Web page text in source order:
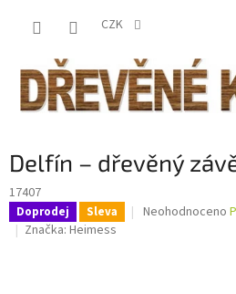
CZK
Delfín – dřevěný
17407
Doprodej Sleva
Průměrné
Neohodnoceno
Značka: Heimess